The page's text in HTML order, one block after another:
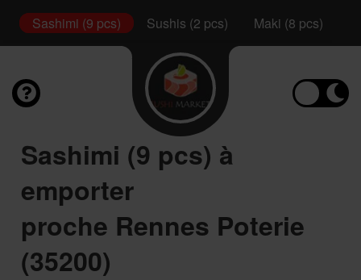
Sashimi (9 pcs) Sushis (2 pcs) Maki (8 pcs)
Sashimi (9 pcs) à
emporter
proche Rennes Poterie
(35200)